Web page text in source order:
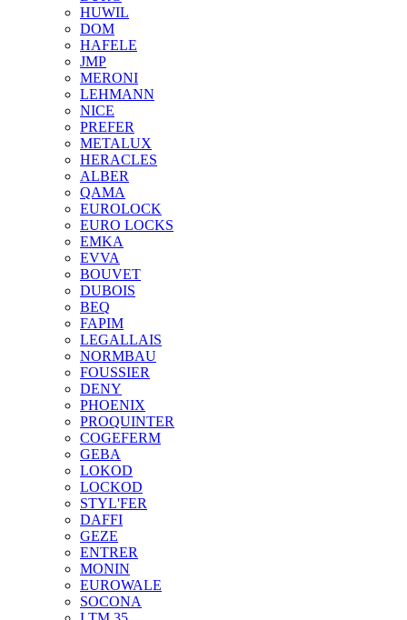
HUWIL
DOM
HAFELE
JMP
MERONI
LEHMANN
NICE
PREFER
METALUX
HERACLES
ALBER
QAMA
EUROLOCK
EURO LOCKS
EMKA
EVVA
BOUVET
DUBOIS
BEQ
FAPIM
LEGALLAIS
NORMBAU
FOUSSIER
DENY
PHOENIX
PROQUINTER
COGEFERM
GEBA
LOKOD
LOCKOD
STYL'FER
DAFFI
GEZE
ENTRER
MONIN
EUROWALE
SOCONA